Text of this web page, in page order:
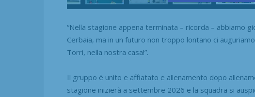
“Nella stagione appena terminata – ricorda – abbiamo
Cerbaia, ma in un futuro non troppo lontano ci
Torri, nella nostra casa!”.
Il gruppo è unito e affiatato e allenamento dopo
stagione inizierà a settembre 2026 e la squadra si